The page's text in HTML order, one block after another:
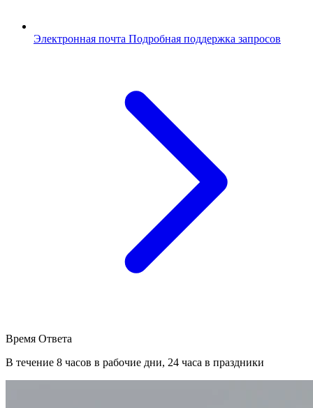
Электронная почта Подробная поддержка запросов
Время Ответа
В течение 8 часов в рабочие дни, 24 часа в праздники